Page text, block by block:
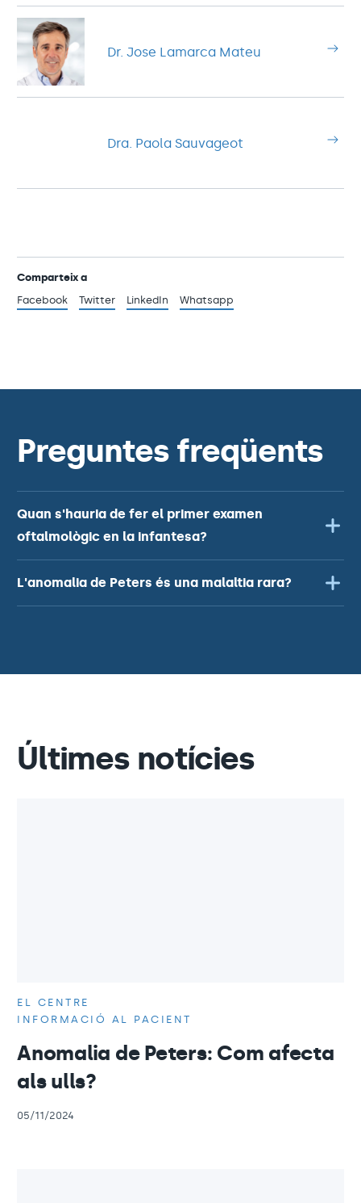
Dr. Jose Lamarca Mateu
Dra. Paola Sauvageot
Comparteix a
Facebook
Twitter LinkedIn Whatsapp
Preguntes freqüents
Quan s'hauria de fer el primer examen
oftalmològic en la infantesa?
L'anomalia de Peters és una malaltia rara?
Últimes notícies
EL CENTRE
INFORMACIÓ AL PACIENT
Anomalia de Peters: Com afecta
als ulls?
05/11/2024